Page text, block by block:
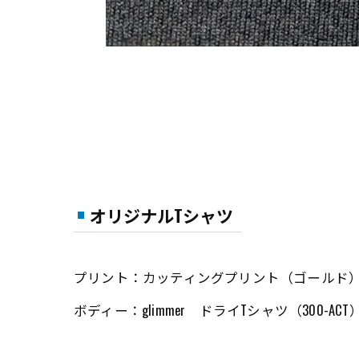
オリジナルTシャツ
プリント：カッティングプリント（ゴールド
ボディー：glimmer ドライTシャツ（300-ACT